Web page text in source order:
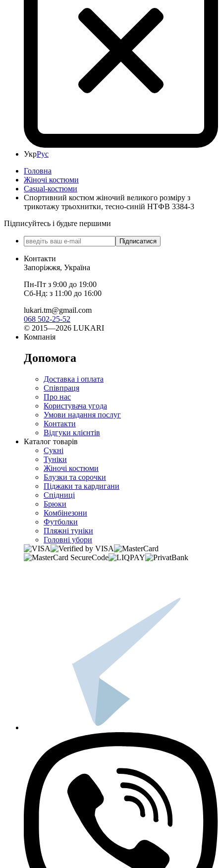
УкрРус
Головна
Жіночі костюми
Casual-костюми
Спортивний костюм жіночий великого розміру з
трикотажу трьохнитки, тесно-синій НТФВ 3384-3
Підписуйтесь і будьте першими
Підписатися
Контакти
Запоріжжя, Україна
Пн-Пт з 9:00 до 19:00
Сб-Нд: з 11:00 до 16:00
lukari.tm@gmail.com
068 502-25-52
© 2015—2026 LUKARI
Компанія
Допомога
Доставка і оплата
Співпраця
Про нас
Користувача угода
Умови надання послуг
Контакти
Відгуки клієнтів
Каталог товарів
Сукні
Туніки
Жіночі костюми
Блузки та сорочки
Піджаки та кардигани
Спідниці
Брюки
Комбінезони
Футболки
Пляжні туніки
Головні убори